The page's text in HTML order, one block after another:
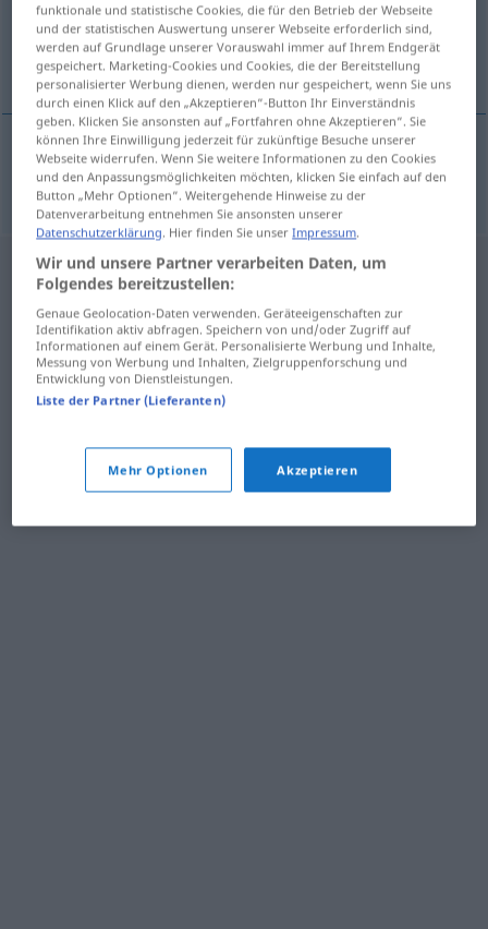
Übersicht aller Übersetzungen
(Für mehr Details die Übersetzung anklicken/antippen)
hecto → siehe „hectolitre“
funktionale und statistische Cookies, die für den Betrieb der Webseite
und der statistischen Auswertung unserer Webseite erforderlich sind,
werden auf Grundlage unserer Vorauswahl immer auf Ihrem Endgerät
gespeichert. Marketing-Cookies und Cookies, die der Bereitstellung
personalisierter Werbung dienen, werden nur gespeichert, wenn Sie uns
durch einen Klick auf den „Akzeptieren“-Button Ihr Einverständnis
geben. Klicken Sie ansonsten auf „Fortfahren ohne Akzeptieren“. Sie
können Ihre Einwilligung jederzeit für zukünftige Besuche unserer
Webseite widerrufen. Wenn Sie weitere Informationen zu den Cookies
und den Anpassungsmöglichkeiten möchten, klicken Sie einfach auf den
Button „Mehr Optionen“. Weitergehende Hinweise zu der
Datenverarbeitung entnehmen Sie ansonsten unserer
Datenschutzerklärung. Hier finden Sie unserImpressum.
Wir und unsere Partner verarbeiten Daten, um
Folgendes bereitzustellen:
Genaue Geolocation-Daten verwenden. Geräteeigenschaften zur
Identifikation aktiv abfragen. Speichern von und/oder Zugriff auf
Informationen auf einem Gerät. Personalisierte Werbung und Inhalte,
Messung von Werbung und Inhalten, Zielgruppenforschung und
Entwicklung von Dienstleistungen.
Liste der Partner (Lieferanten)
Mehr Optionen Akzeptieren